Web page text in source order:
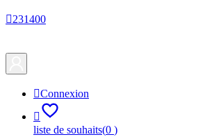
231400
Connexion

liste de souhaits(0 )